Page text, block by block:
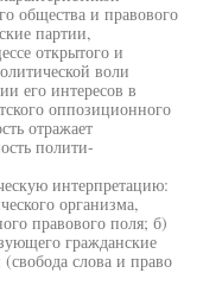
общества и правового
партии,
открытого и
воли
его интересов в
оппозиционного
отражает
полити-
интерпретацию:
организма,
правового поля; б)
гражданские
слова и право